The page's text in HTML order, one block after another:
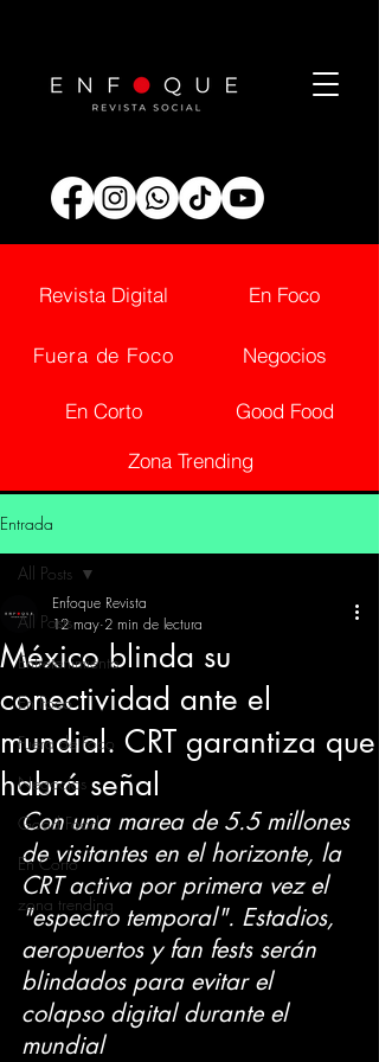
Revista Digital
Fuera de Foco
En Corto
En Foco
Negocios
Good Food
Zona Trending
Entrada
All Posts
Entretenimiento
En Foco
Fuera de Foco
Negocios
Good Food
En Corto
zona trending
All Posts
México blinda su
conectividad ante el
mundial. CRT garantiza que
habrá señal
Enfoque Revista
12 may 2 min de lectura
Con una marea de 5.5 millones
de visitantes en el horizonte, la
CRT activa por primera vez el
"espectro temporal". Estadios,
aeropuertos y fan fests serán
blindados para evitar el
colapso digital durante el
mundial